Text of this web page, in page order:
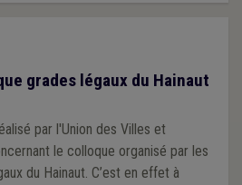
grades légaux du Hainaut
par l'Union des Villes et
le colloque organisé par les
du Hainaut. C’est en effet à